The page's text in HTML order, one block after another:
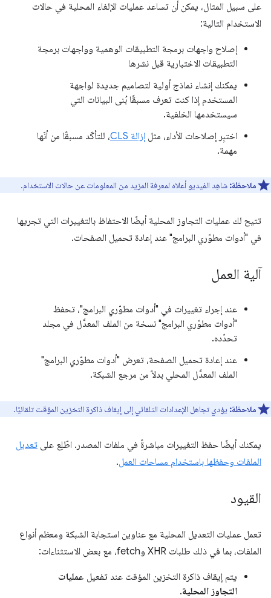
على سبيل المثال، يمكن أن تساعد عمليات الإلغاء المحلية في حالات
الاستخدام التالية:
إصلاح واجهات برمجة التطبيقات الوهمية وواجهات برمجة
التطبيقات الاختبارية قبل نشرها
يمكنك إنشاء نماذج أولية لتصاميم جديدة لواجهة
المستخدم إذا كنت تعرف مسبقًا بُنى البيانات التي
سيستخدمها الخلفية.
اختبِر إصلاحات الأداء، مثل إزالة CLS
، للتأكّد مسبقًا من أنّها
مهمة.
ملاحظة: شاهِد الفيديو أعلاه لمعرفة المزيد من المعلومات عن حالات الاستخدام.
تتيح لك عمليات التجاوز المحلية أيضًا الاحتفاظ بالتغييرات التي تجريها
في "أدوات مطوّري البرامج" عند إعادة تحميل الصفحات.
آلية العمل
عند إجراء تغييرات في "أدوات مطوّري البرامج"، تحفظ
"أدوات مطوّري البرامج" نسخة من الملف المعدَّل في مجلد
تحدّده.
عند إعادة تحميل الصفحة، تعرض "أدوات مطوّري البرامج"
الملف المعدَّل المحلي بدلاً من مرجع الشبكة.
ملاحظة: يؤدي تجاهل الإعدادات التلقائي إلى إيقاف ذاكرة التخزين المؤقت تلقائيًا.
يمكنك أيضًا حفظ التغييرات مباشرةً في ملفات المصدر. اطّلِع على تعديل
الملفات وحفظها باستخدام مساحات العمل.
القيود
تعمل عمليات التعديل المحلية مع عناوين استجابة الشبكة ومعظم أنواع
الملفات، بما في ذلك طلبات XHR وfetch، مع بعض الاستثناءات:
يتم إيقاف ذاكرة التخزين المؤقت عند تفعيل عمليات
التجاوز المحلية.